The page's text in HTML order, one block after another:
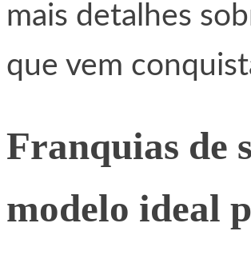
mais detalhes
que vem
Franquias de
modelo ideal